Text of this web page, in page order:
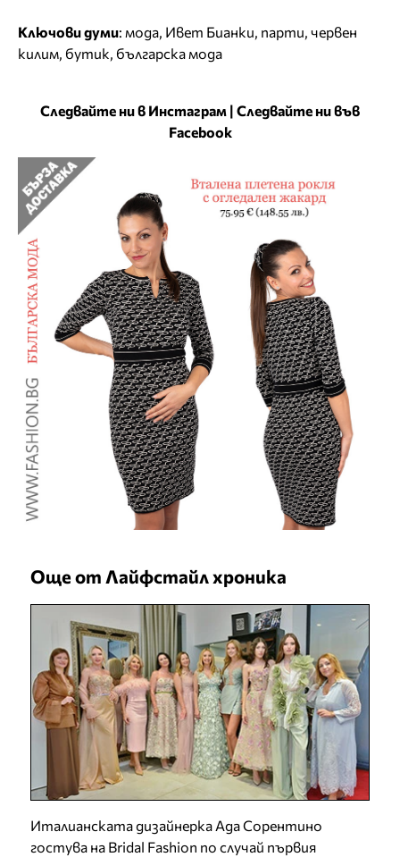
Ключови думи: мода, Ивет Бианки, парти, червен
килим, бутик, българска мода
Следвайте ни в Инстаграм | Следвайте ни във
Facebook
Още от Лайфстайл хроника
Италианската дизайнерка Ада Сорентино
гостува на Bridal Fashion по случай първия